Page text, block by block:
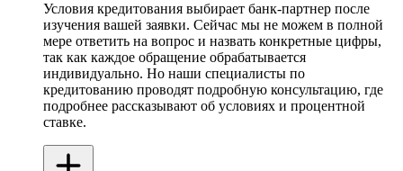
Условия кредитования выбирает банк-партнер после
изучения вашей заявки. Сейчас мы не можем в полной
мере ответить на вопрос и назвать конкретные цифры,
так как каждое обращение обрабатывается
индивидуально. Но наши специалисты по
кредитованию проводят подробную консультацию, где
подробнее рассказывают об условиях и процентной
ставке.